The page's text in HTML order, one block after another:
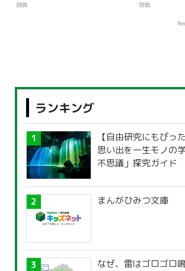
辞典 辞典
ランキング
【自由研究にもぴっ
思い出を一生モノの
不思議」探究ガイド
まんがひみつ文庫
なぜ、雷はゴロゴロ